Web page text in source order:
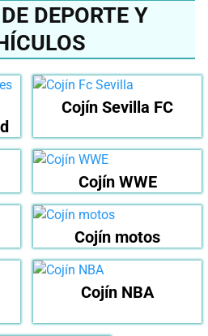
DEPORTE Y
Cojín Sevilla FC
Cojín WWE
Cojín motos
Cojín NBA